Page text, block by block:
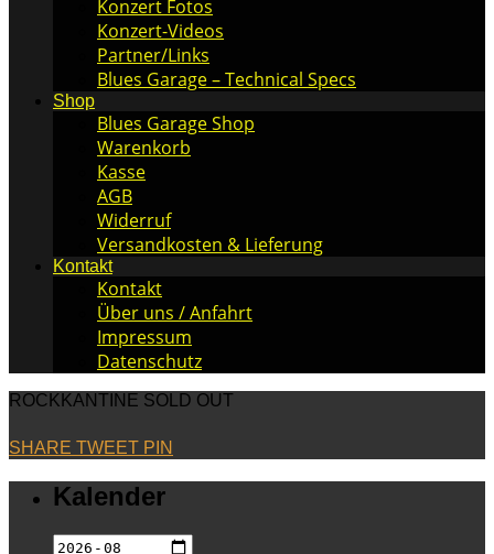
Konzert Fotos
Konzert-Videos
Partner/Links
Blues Garage – Technical Specs
Shop
Blues Garage Shop
Warenkorb
Kasse
AGB
Widerruf
Versandkosten & Lieferung
Kontakt
Kontakt
Über uns / Anfahrt
Impressum
Datenschutz
ROCKKANTINE SOLD OUT
SHARE TWEET PIN
Kalender